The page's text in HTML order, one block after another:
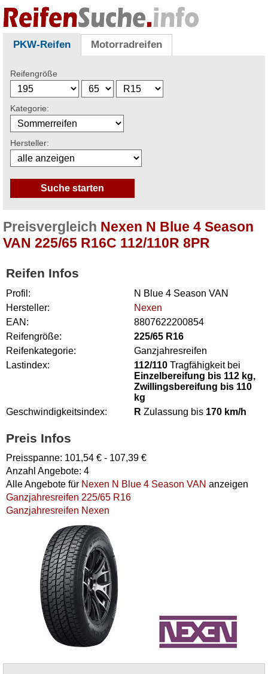
PKW-Reifen Motorradreifen
Reifengröße
Kategorie:
Hersteller:
Preisvergleich Nexen N Blue 4 Season
VAN 225/65 R16C 112/110R 8PR
Reifen Infos
Profil:
N Blue 4 Season VAN
Hersteller:
Nexen
EAN:
8807622200854
Reifengröße:
225/65 R16
Reifenkategorie:
Ganzjahresreifen
Lastindex:
112/110 Tragfähigkeit bei
Einzelbereifung bis 112 kg,
Zwillingsbereifung bis 110
kg
Geschwindigkeitsindex:
R Zulassung bis 170 km/h
Preis Infos
Preisspanne: 101,54 € - 107,39 €
Anzahl Angebote: 4
Alle Angebote für Nexen N Blue 4 Season VAN anzeigen
Ganzjahresreifen 225/65 R16
Ganzjahresreifen Nexen